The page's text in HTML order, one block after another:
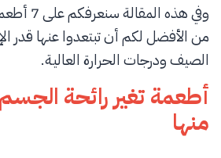
وفي هذه
من الأفضل لكم أن تبتعدوا عنها قدر
الصيف ودرجات الحرارة العالية.
أطعمة تغير رائحة
منها